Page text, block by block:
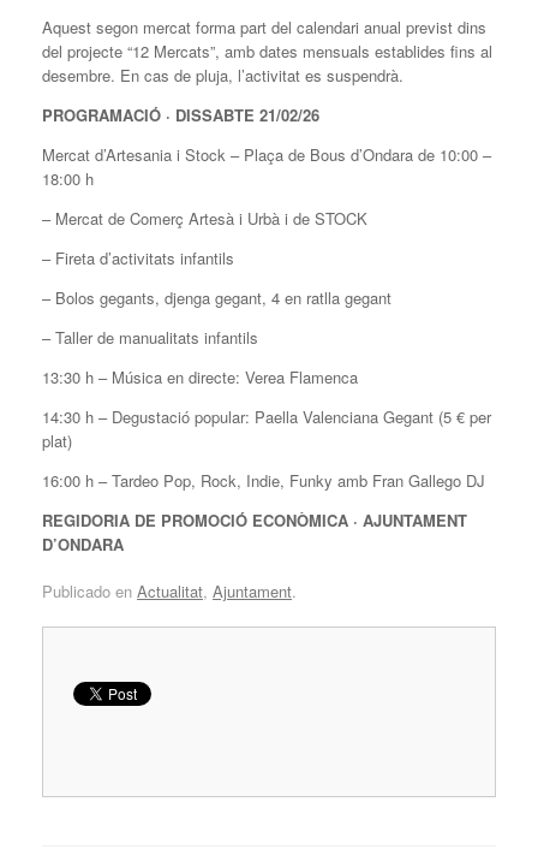
Aquest segon mercat forma part del calendari anual previst dins
del projecte “12 Mercats”, amb dates mensuals establides fins al
desembre. En cas de pluja, l’activitat es suspendrà.
PROGRAMACIÓ · DISSABTE 21/02/26
Mercat d’Artesania i Stock – Plaça de Bous d’Ondara de 10:00 –
18:00 h
– Mercat de Comerç Artesà i Urbà i de STOCK
– Fireta d’activitats infantils
– Bolos gegants, djenga gegant, 4 en ratlla gegant
– Taller de manualitats infantils
13:30 h – Música en directe: Verea Flamenca
14:30 h – Degustació popular: Paella Valenciana Gegant (5 € per
plat)
16:00 h – Tardeo Pop, Rock, Indie, Funky amb Fran Gallego DJ
REGIDORIA DE PROMOCIÓ ECONÒMICA · AJUNTAMENT
D’ONDARA
Publicado en Actualitat, Ajuntament.